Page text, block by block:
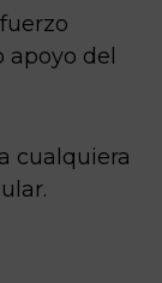
del
cualquiera